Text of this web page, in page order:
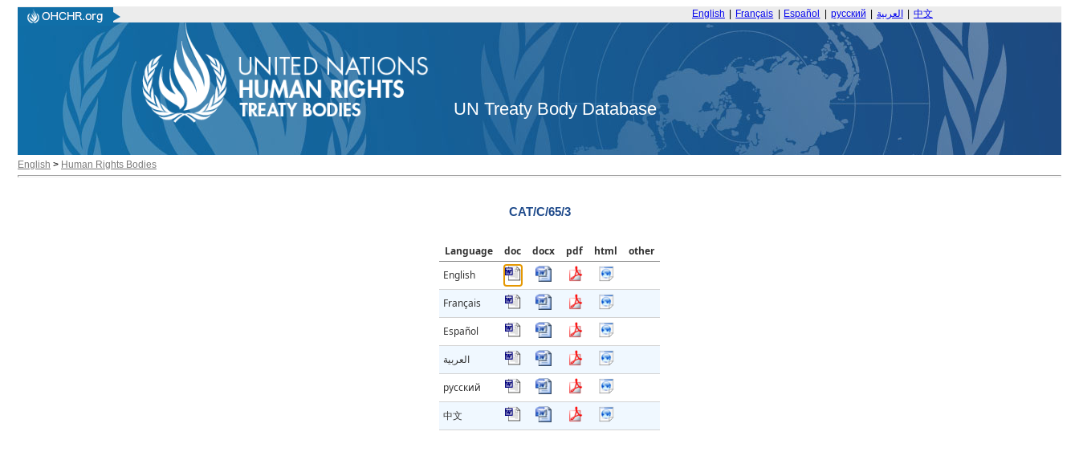
English Français Español русский العربية 中文
UN Treaty Body Database
English > Human Rights Bodies
CAT/C/65/3
Language doc docx pdf html
other
English
Français
Español
العربية
русский
中文